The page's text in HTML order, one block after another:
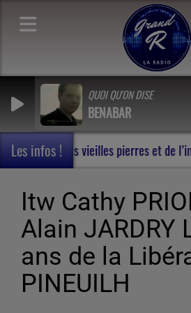
QUOI QU'ON DISE
BENABAR
Les infos !
, au milieu des vieilles pierres et
Itw Cathy
Alain JARDRY
ans de la
PINEUILH